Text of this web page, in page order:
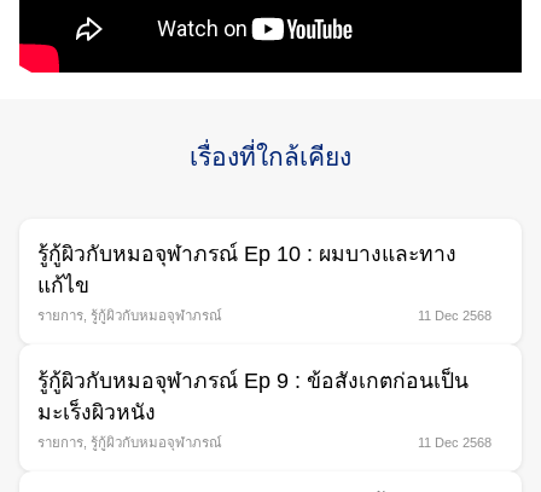
เรื่องที่ใกล้เคียง
รู้กู้ผิวกับหมอจุฬาภรณ์ Ep 10 : ผมบางและทาง
แก้ไข
รายการ รู้กู้ผิวกับหมอจุฬาภรณ์ 11 Dec 2568
รู้กู้ผิวกับหมอจุฬาภรณ์ Ep 9 : ข้อสังเกตก่อนเป็น
มะเร็งผิวหนัง
รายการ รู้กู้ผิวกับหมอจุฬาภรณ์ 11 Dec 2568